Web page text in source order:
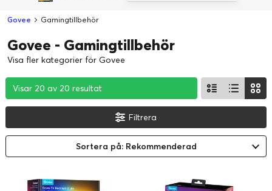
Govee Gamingtillbehör
Govee - Gamingtillbehör
Visa fler kategorier för Govee
Visar 20 av 20 resultat
Visar 20 av 20 resultat
Visar 20 av 20 resultat
Filtrera
Sortera på: Rekommenderad